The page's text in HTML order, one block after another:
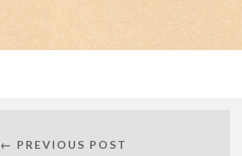
← PREVIOUS POST